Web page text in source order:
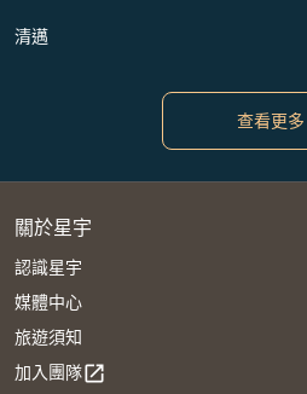
清邁
查看更多
關於星宇
認識星宇
媒體中心
旅遊須知
加入團隊open_in_new